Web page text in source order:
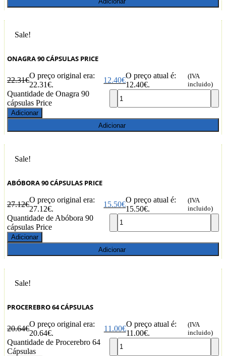
Sale!
ONAGRA 90 CÁPSULAS PRICE
22.31€
O preço original era:
22.31€.
12.40€
O preço atual é:
12.40€.
(IVA
incluido)
Quantidade de Onagra 90
cápsulas Price
Adicionar
Adicionar
Sale!
ABÓBORA 90 CÁPSULAS PRICE
27.12€
O preço original era:
27.12€.
15.50€
O preço atual é:
15.50€.
(IVA
incluido)
Quantidade de Abóbora 90
cápsulas Price
Adicionar
Adicionar
Sale!
PROCEREBRO 64 CÁPSULAS
20.64€
O preço original era:
20.64€.
11.00€
O preço atual é:
11.00€.
(IVA
incluido)
Quantidade de Procerebro 64
Cápsulas